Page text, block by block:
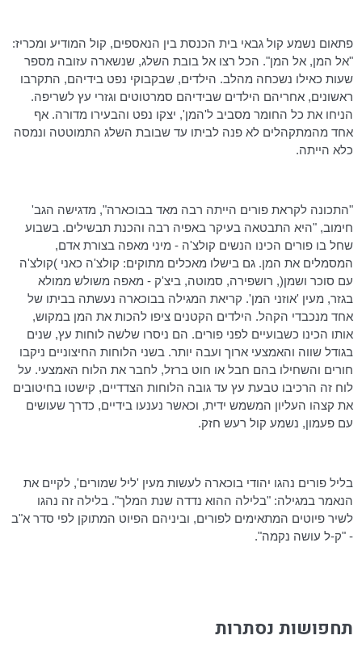
פתאום נשמע קול גבאי בית הכנסת בין הנאספים, קול המודיע ומכריז:
"אל המן, אל המן". הכל רצו אל בובת השלג, שנשארה עזובה מספר
שעות כאילו נשכחה מהלב. הילדים, שבקבוקי נפט בידיהם, התקרבו
ראשונים, אחריהם הילדים שבידיהם סמרטוטים וגזרי עץ לשריפה.
הניחו את כל החומר מסביבל'המן', יצקו נפט והבעירו מדורה. אף
אחד מהמתקהלים לא פנה לביתו עד שבובת השלג התמוטטה ונמסה
כלא הייתה.
"התכונה לקראת פורים הייתה רבה מאד בבוכארה", מדגישה הגב'
חימוב, "היא התבטאה בעיקר באפיה רבה והכנת תבשילים. בשבוע
שחל בו פורים הכינו הנשים קולצ'ה - מיני מאפה בצורת אדם,
המסמלים את המן. גם בישלו מאכלים מתוקים: קולצ'ה כאני )קולצ'ה
עם סוכר ושמן(, רושפירה, סמוטה, ביצ'ק - מאפה משולש ממולא
בגזר, מעין 'אוזני המן'. קריאת המגילה בבוכארה נעשתה בביתו של
אחד מנכבדי הקהל. הילדים הקטנים ציפו להכות את המן במקוש,
אותו הכינו כשבועיים לפני פורים. הם ניסרו שלשה לוחות עץ, שנים
בגודל שווה והאמצעי ארוך ועבה יותר. בשני הלוחות החיצוניים ניקבו
חורים והשחילו בהם חבל או חוט ברזל, לחבר את הלוח האמצעי. על
לוח זה הרכיבו טבעת עץ עד גובה הלוחות הצדדיים, קישטו בחיטובים
את קצהו העליון המשמש ידית, וכאשר נענעו בידיים, כדרך שעושים
עם פעמון, נשמע קול רעש חזק.
בליל פורים נהגו יהודי בוכארה לעשות מעין 'ליל שמורים', לקיים את
הנאמר במגילה: "בלילה ההוא נדדה שנת המלך". בלילה זה נהגו
לשיר פיוטים המתאימים לפורים, וביניהם הפיוט המתוקן לפי סדר א"ב
- "ק-ל עושה נקמה".
תחפושות נסתרות